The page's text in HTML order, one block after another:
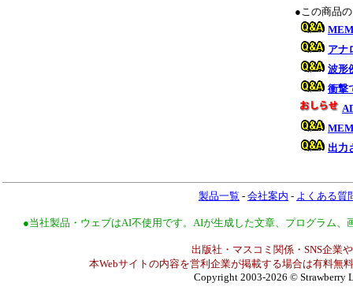
●この商品
アナ
波形
衝撃
出力
製品一覧 - 会社案内 - よくある質
●当社製品・ウェブはAI不使用です。AIが生成した文章、プログラム
出版社・マスコミ関係・SNS企業
本Webサイトの内容を営利企業が掲載する場合は有料無
Copyright 2003-2026 © Strawberry